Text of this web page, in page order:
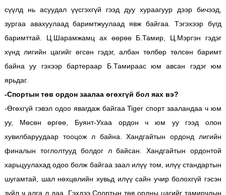
сүүлд нь асуудал үүсгэхгүй гээд дуу хураагуур дээр бичээд,
зургаа авахуулаад баримтжуулаад явж байгаа. Тэгэхээр бүгд
баримттай. Ц.Шарамжамц ах өөрөө Б.Тамир, Ц.Мэргэн гэдэг
хүнд лигийн цагийг өгсөн гэдэг, албан төлбөр төлсөн баримт
байна уу гэхээр бартераар Б.Тамираас юм авсан гэдэг юм
ярьдаг.
-Спортын төв ордон заалаа өгөхгүй бол яах вэ?
-Өгөхгүй гэвэл одоо явагдаж байгаа Tiger спорт зааландаа ч юм
уу, Мөсөн өргөө, Буянт-Ухаа ордон ч юм уу гээд олон
хувилбаруудаар тооцож л байна. Хандгайтын ордонд лигийн
финалын тоглолтууд болдог л байсан. Хандгайтын ордонтой
харьцуулахад одоо болж байгаа заал илүү том, илүү стандартын
шугамтай, шал нөхцөлийн хувьд илүү сайн учир болохгүй гэсэн
зүйл ч алга л даа. Гэхдээ Спортын төв ордны цагийг тамирчдын